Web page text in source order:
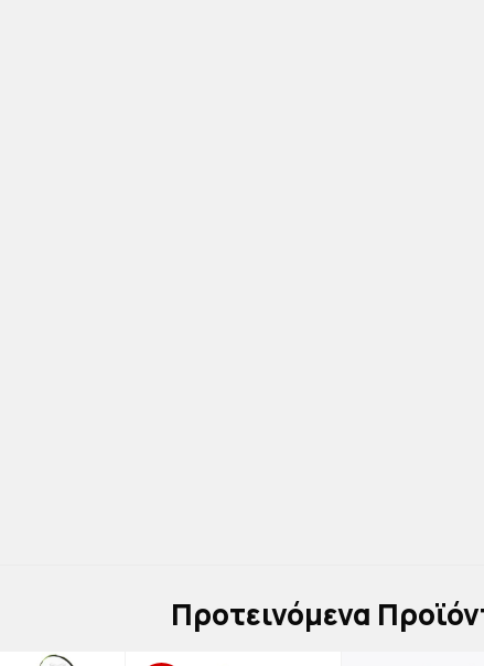
Πρoτεινόμενα